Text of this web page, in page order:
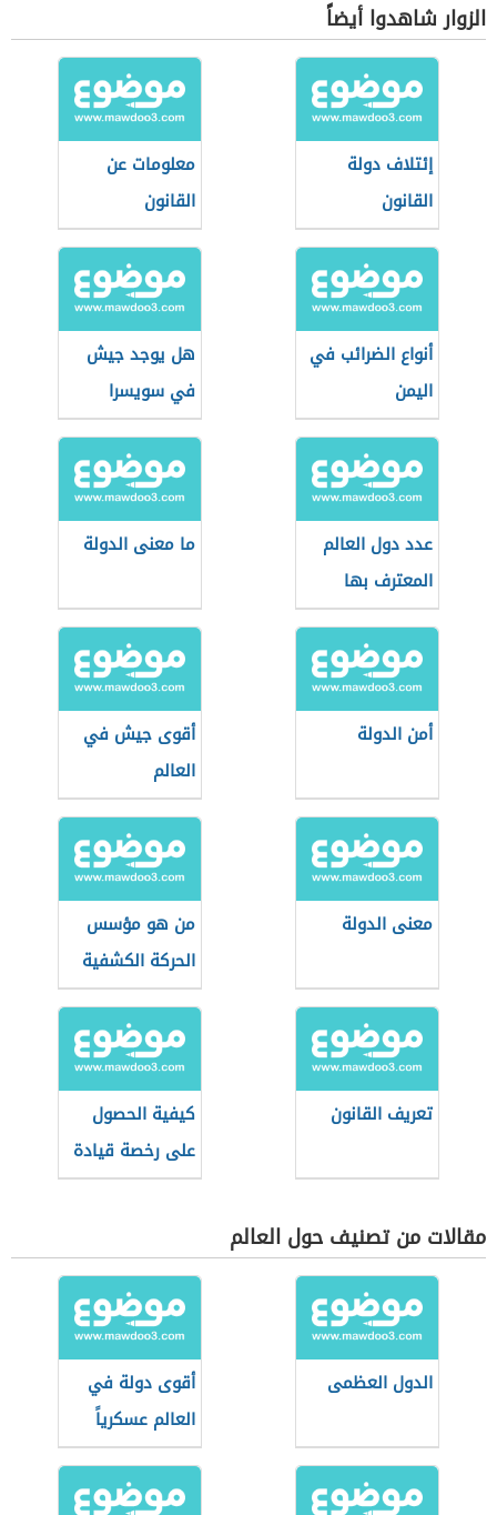
الزوار شاهدوا أيضاً
إئتلاف دولة
القانون
معلومات عن
القانون
أنواع الضرائب في
اليمن
هل يوجد جيش
في سويسرا
عدد دول العالم
المعترف بها
ما معنى الدولة
أمن الدولة
أقوى جيش في
العالم
معنى الدولة
من هو مؤسس
الحركة الكشفية
تعريف القانون
كيفية الحصول
على رخصة قيادة
مقالات من تصنيف حول العالم
الدول العظمى
أقوى دولة في
العالم عسكرياً